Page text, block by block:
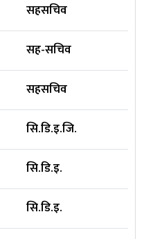
सहसचिव
सह-सचिव
सहसचिव
सि.डि.इ.जि.
सि.डि.इ.
सि.डि.इ.